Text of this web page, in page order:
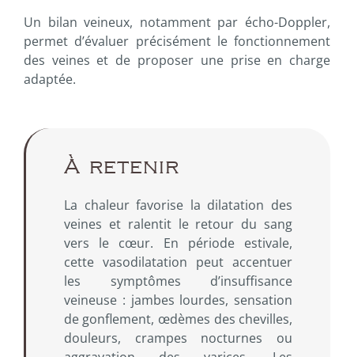
Un bilan veineux, notamment par écho-Doppler,
permet d’évaluer précisément le fonctionnement
des veines et de proposer une prise en charge
adaptée.
À retenir
La chaleur favorise la dilatation des
veines et ralentit le retour du sang
vers le cœur. En période estivale,
cette vasodilatation peut accentuer
les symptômes d’insuffisance
veineuse : jambes lourdes, sensation
de gonflement, œdèmes des chevilles,
douleurs, crampes nocturnes ou